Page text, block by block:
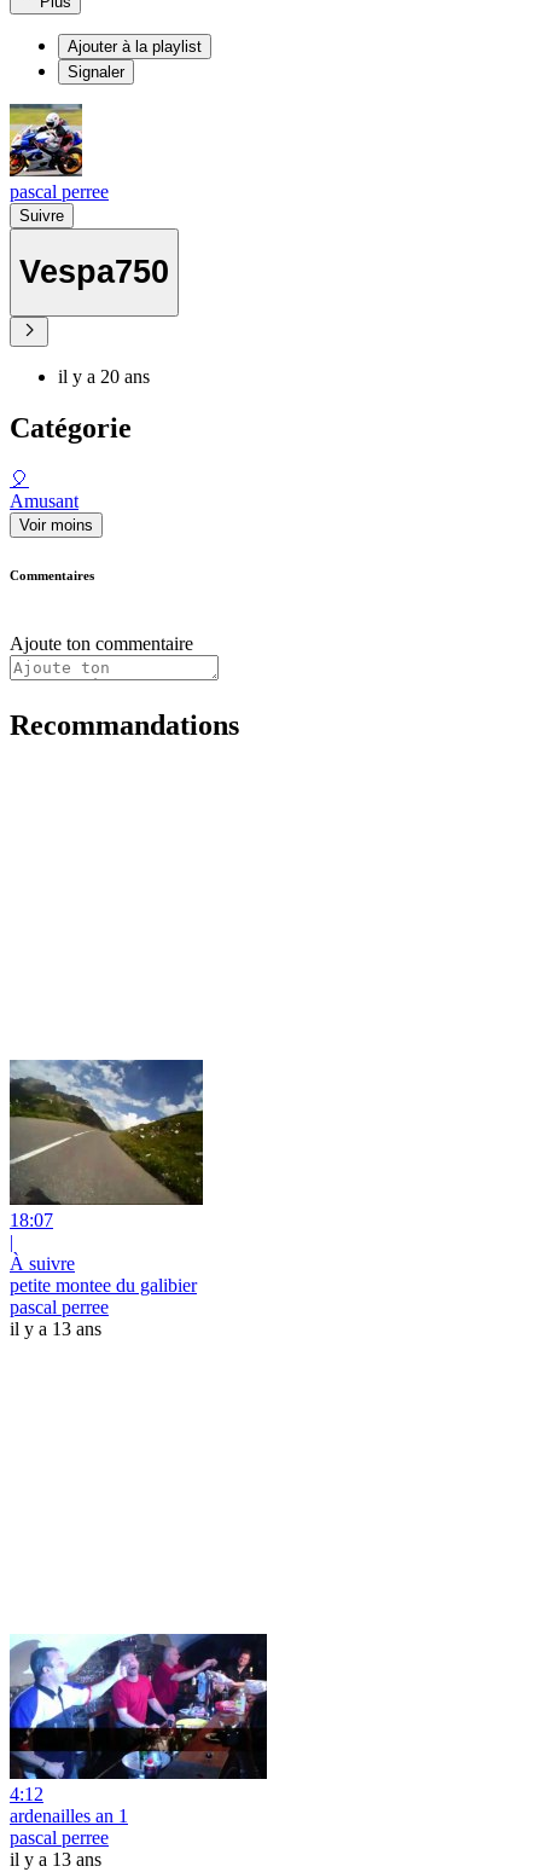
Ajouter à la playlist
Signaler
pascal perree
Suivre
Vespa750
il y a 20 ans
Catégorie
🎈
Amusant
Voir moins
Commentaires
Ajoute ton commentaire
Recommandations
18:07
|
À suivre
petite montee du galibier
pascal perree
il y a 13 ans
4:12
ardenailles an 1
pascal perree
il y a 13 ans